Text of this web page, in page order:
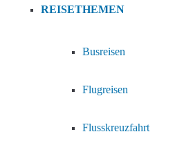
REISETHEMEN
Busreisen
Flugreisen
Flusskreuzfahrt